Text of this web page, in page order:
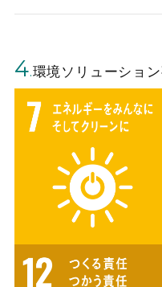
4.環境ソリューショ